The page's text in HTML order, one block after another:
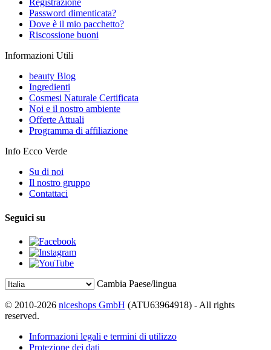
Registrazione
Password dimenticata?
Dove è il mio pacchetto?
Riscossione buoni
Informazioni Utili
beauty Blog
Ingredienti
Cosmesi Naturale Certificata
Noi e il nostro ambiente
Offerte Attuali
Programma di affiliazione
Info Ecco Verde
Su di noi
Il nostro gruppo
Contattaci
Seguici su
Cambia Paese/lingua
© 2010-2026 niceshops GmbH (ATU63964918) - All rights
reserved.
Informazioni legali e termini di utilizzo
Protezione dei dati